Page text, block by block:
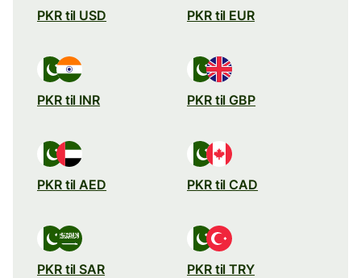
PKR til USD PKR til EUR
PKR til INR PKR til GBP
PKR til AED PKR til CAD
PKR til SAR PKR til TRY